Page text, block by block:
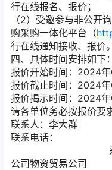
行在线报名、报价；
（2）受邀参与非公开
购采购一体化平台（
行在线通知接收、报价。
四、具体时间安排如下：
报价开始时间：2024
报价截止时间：2024
报价揭示时间：2024
请各单位务必按报价要
联系人：李大群
联系电话：
采购单位：
公司物资贸易公司